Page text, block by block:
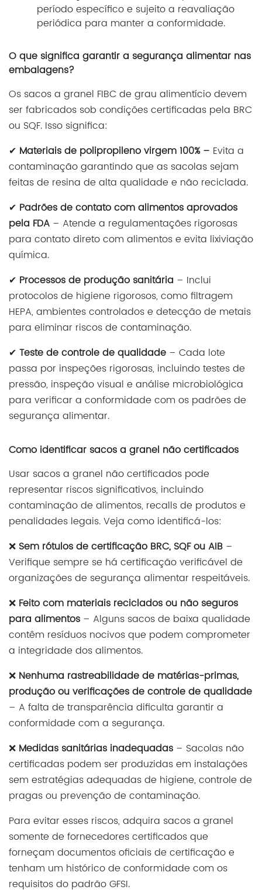
período específico e sujeito a reavaliação
periódica para manter a conformidade.
O que significa garantir a segurança alimentar nas
embalagens?
Os sacos a granel FIBC de grau alimentício devem
ser fabricados sob condições certificadas pela BRC
ou SQF. Isso significa:
✔ Materiais de polipropileno virgem 100% – Evita a
contaminação garantindo que as sacolas sejam
feitas de resina de alta qualidade e não reciclada.
✔ Padrões de contato com alimentos aprovados
pela FDA – Atende a regulamentações rigorosas
para contato direto com alimentos e evita lixiviação
química.
✔ Processos de produção sanitária – Inclui
protocolos de higiene rigorosos, como filtragem
HEPA, ambientes controlados e detecção de metais
para eliminar riscos de contaminação.
✔ Teste de controle de qualidade – Cada lote
passa por inspeções rigorosas, incluindo testes de
pressão, inspeção visual e análise microbiológica
para verificar a conformidade com os padrões de
segurança alimentar.
Como identificar sacos a granel não certificados
Usar sacos a granel não certificados pode
representar riscos significativos, incluindo
contaminação de alimentos, recalls de produtos e
penalidades legais. Veja como identificá-los:
❌ Sem rótulos de certificação BRC, SQF ou AIB –
Verifique sempre se há certificação verificável de
organizações de segurança alimentar respeitáveis.
❌ Feito com materiais reciclados ou não seguros
para alimentos – Alguns sacos de baixa qualidade
contêm resíduos nocivos que podem comprometer
a integridade dos alimentos.
❌ Nenhuma rastreabilidade de matérias-primas,
produção ou verificações de controle de qualidade
– A falta de transparência dificulta garantir a
conformidade com a segurança.
❌ Medidas sanitárias inadequadas – Sacolas não
certificadas podem ser produzidas em instalações
sem estratégias adequadas de higiene, controle de
pragas ou prevenção de contaminação.
Para evitar esses riscos, adquira sacos a granel
somente de fornecedores certificados que
forneçam documentos oficiais de certificação e
tenham um histórico de conformidade com os
requisitos do padrão GFSI.